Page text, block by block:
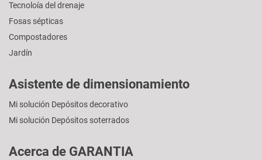
Tecnoloía del drenaje
Fosas sépticas
Compostadores
Jardín
Asistente de dimensionamiento
Mi solución Depósitos decorativo
Mi solución Depósitos soterrados
Acerca de GARANTIA